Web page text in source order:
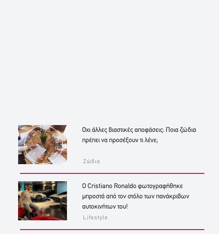
Όχι άλλες βιαστικές αποφάσεις: Ποια ζώδια
πρέπει να προσέξουν τι λένε;
Ζώδια
Ο Cristiano Ronaldo φωτογραφήθηκε
μπροστά από τον στόλο των πανάκριβων
αυτοκινήτων του!
Lifestyle